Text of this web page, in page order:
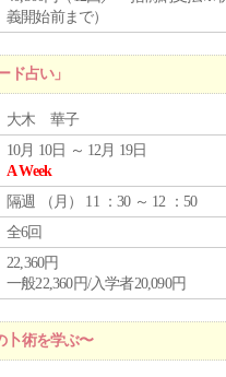
義開始前まで）
ド占い」
大木 華子
10月 10日 ～ 12月 19日
A Week
隔週 （ 月 ） 11 ：30 ～ 12 ：50
全6回
22,360円
一般22,360円/入学者20,090円
卜術を学ぶ〜